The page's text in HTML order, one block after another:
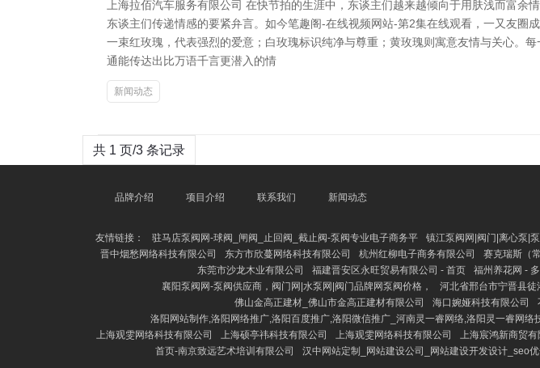
上海拉佰汽车服务有限公司 在快节拍的生涯中，东谈主们越来越倾向于用肤浅而富
东谈主们传递情感的要紧弁言。如今笔趣阁-在线视频网站-第2集在线观看，一又友圈
一束红玫瑰，代表强烈的爱意；白玫瑰标识纯净与尊重；黄玫瑰则寓意友情与关心。
通能传达出比万语千言更潜入的情
新闻动态
共 1 页/3 条记录
品牌介绍 项目介绍 联系我们 新闻动态
友情链接： 驻马店泵阀网-球阀_闸阀_止回阀_截止阀-泵阀专业电子商务平 镇江泵阀网|阀门|离心泵|
晋中烟愁网络科技有限公司
东方市欣蔓网络科技有限公司 杭州红柳电子商务有限公司 赛克瑞斯（
东莞市沙龙木业有限公司
福建晋安区永旺贸易有限公司 - 首页 福州养花网 -
襄阳泵阀网-泵阀供应商，阀门网|水泵网|阀门品牌网泵阀价格，
河北省邢台市宁晋县
佛山金高正建材_佛山市金高正建材有限公司
海口婉娅科技有限公司
洛阳网站制作,洛阳网络推广,洛阳百度推广,洛阳微信推广_河南灵一睿网络,洛阳灵一睿网络
上海观雯网络科技有限公司
上海硕亭祎科技有限公司 上海观雯网络科技有限公司 上海宸鸿新商贸有
首页-南京致远艺术培训有限公司
汉中网站定制_网站建设公司_网站建设开发设计_seo